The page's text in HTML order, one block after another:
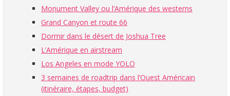
Monument Valley ou l’Amérique des westerns
Grand Canyon et route 66
Dormir dans le désert de Joshua Tree
L’Amérique en airstream
Los Angeles en mode YOLO
3 semaines de roadtrip dans l’Ouest Américain
(itinéraire, étapes, budget)